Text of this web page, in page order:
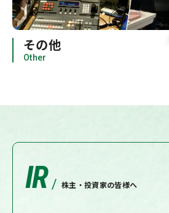
その他
Other
IR 株主・投資家の皆様へ